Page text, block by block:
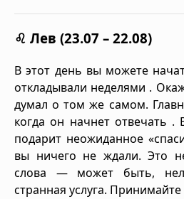
♌ Лев (23.07 – 22.08)
В этот день вы можете
откладывали неделями .
думал о том же самом.
когда он начнет отвечать .
подарит неожиданное
вы ничего не ждали. Это
слова — может быть,
странная услуга.